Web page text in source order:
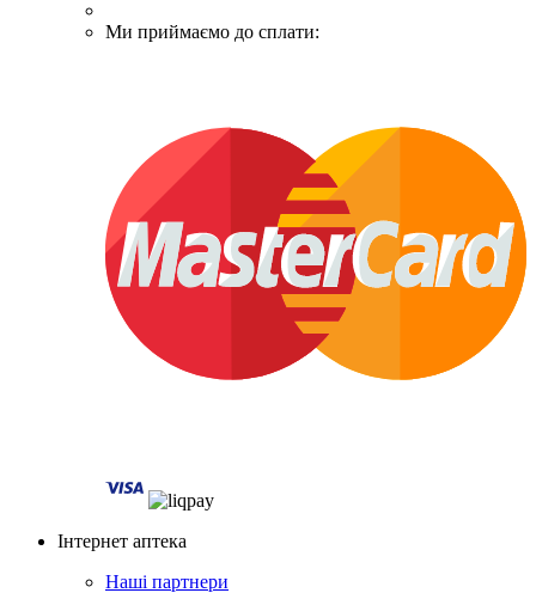
Ми приймаємо до сплати:
Інтернет аптека
Наші партнери